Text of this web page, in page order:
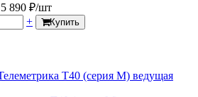
5 890 ₽/шт
+ Купить